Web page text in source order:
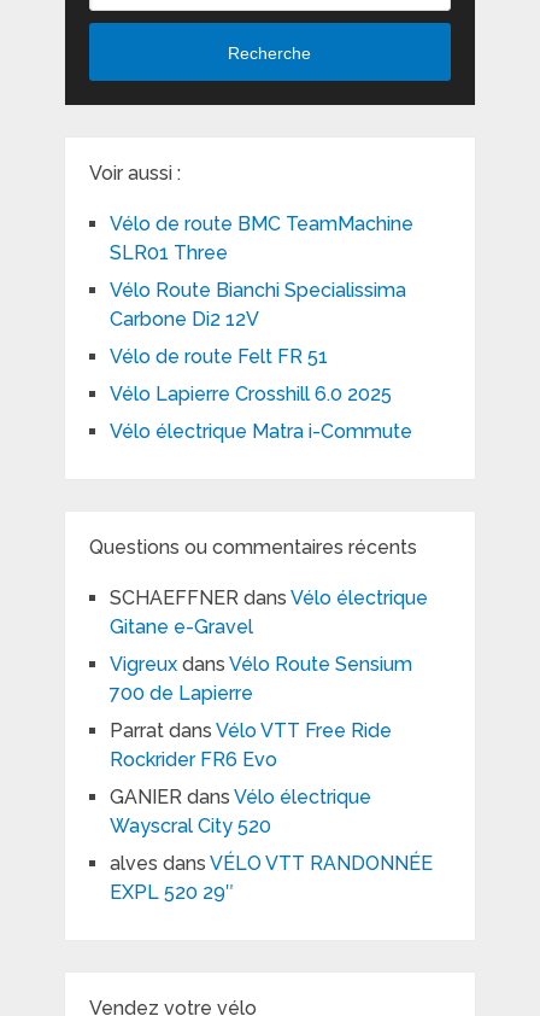
Recherche
Voir aussi :
Vélo de route BMC TeamMachine
SLR01 Three
Vélo Route Bianchi Specialissima
Carbone Di2 12V
Vélo de route Felt FR 51
Vélo Lapierre Crosshill 6.0 2025
Vélo électrique Matra i-Commute
Questions ou commentaires récents
SCHAEFFNERdans Vélo électrique
Gitane e-Gravel
Vigreuxdans Vélo Route Sensium
700 de Lapierre
Parratdans Vélo VTT Free Ride
Rockrider FR6 Evo
GANIERdans Vélo électrique
Wayscral City 520
alves dans VÉLO VTT RANDONNÉE
EXPL 520 29″
Vendez votre vélo